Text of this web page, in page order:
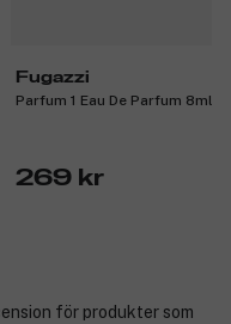
Fugazzi
Parfum 1 Eau De Parfum 8ml
269 kr
för produkter som